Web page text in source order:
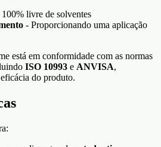
100% livre de solventes
- Proporcionando uma aplicação
está em conformidade com as normas
ISO 10993 e ANVISA,
do produto.